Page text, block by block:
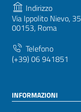
Indirizzo
Via Ippolito Nievo, 35
00153, Roma
Telefono
(+39) 06 941851
INFORMAZIONI